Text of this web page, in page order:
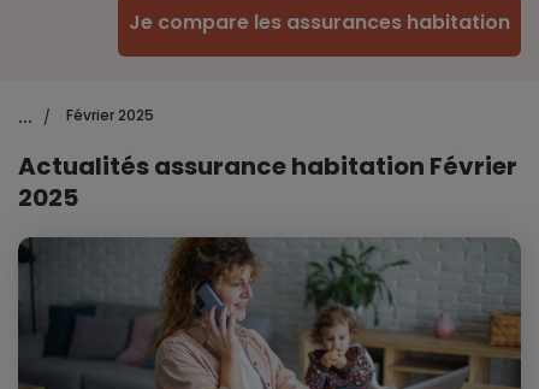
Je compare les assurances habitation
... / Février 2025
Actualités assurance habitation Février
2025